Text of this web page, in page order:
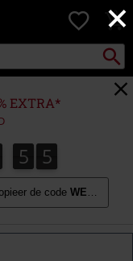
×
0
zoeken
EXTRA*
5
5
5
5 3
4
3
5
4
de code WEEKEND